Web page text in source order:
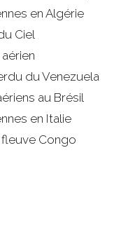
en Algérie
Ciel
du Venezuela
au Brésil
en Italie
fleuve Congo